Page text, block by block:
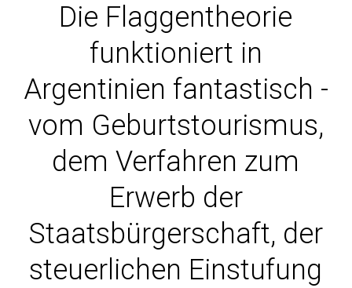
Die Flaggentheorie
funktioniert in
Argentinien fantastisch -
vom Geburtstourismus,
dem Verfahren zum
Erwerb der
Staatsbürgerschaft, der
steuerlichen Einstufung